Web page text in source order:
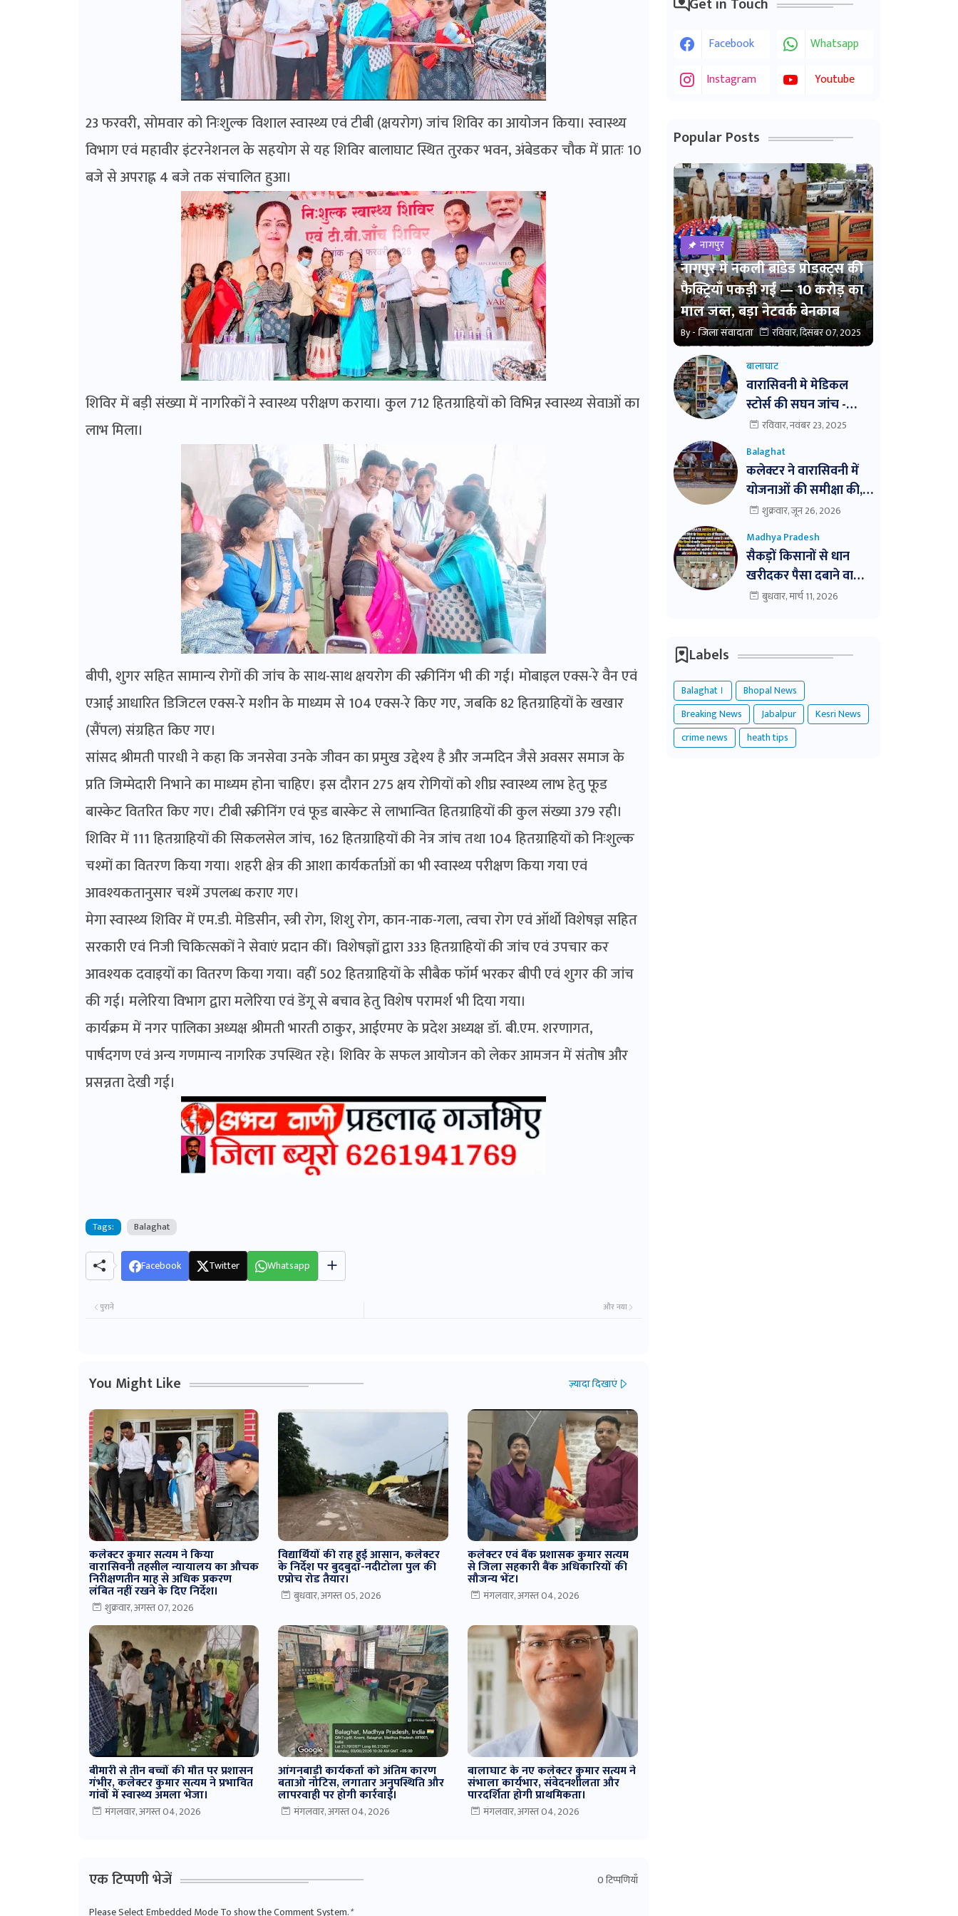
23 फरवरी, सोमवार को निःशुल्क विशाल स्वास्थ्य एवं टीबी (क्षयरोग) जांच शिविर का आयोजन किया। स्वास्थ्य
विभाग एवं महावीर इंटरनेशनल के सहयोग से यह शिविर बालाघाट स्थित तुरकर भवन, अंबेडकर चौक में प्रातः 10
बजे से अपराह्न 4 बजे तक संचालित हुआ।
शिविर में बड़ी संख्या में नागरिकों ने स्वास्थ्य परीक्षण कराया। कुल 712 हितग्राहियों को विभिन्न स्वास्थ्य सेवाओं का
लाभ मिला।
बीपी, शुगर सहित सामान्य रोगों की जांच के साथ-साथ क्षयरोग की स्क्रीनिंग भी की गई। मोबाइल एक्स-रे वैन एवं
एआई आधारित डिजिटल एक्स-रे मशीन के माध्यम से 104 एक्स-रे किए गए, जबकि 82 हितग्राहियों के खखार
(सैंपल) संग्रहित किए गए।
सांसद श्रीमती पारधी ने कहा कि जनसेवा उनके जीवन का प्रमुख उद्देश्य है और जन्मदिन जैसे अवसर समाज के
प्रति जिम्मेदारी निभाने का माध्यम होना चाहिए। इस दौरान 275 क्षय रोगियों को शीघ्र स्वास्थ्य लाभ हेतु फूड
बास्केट वितरित किए गए। टीबी स्क्रीनिंग एवं फूड बास्केट से लाभान्वित हितग्राहियों की कुल संख्या 379 रही।
शिविर में 111 हितग्राहियों की सिकलसेल जांच, 162 हितग्राहियों की नेत्र जांच तथा 104 हितग्राहियों को निःशुल्क
चश्मों का वितरण किया गया। शहरी क्षेत्र की आशा कार्यकर्ताओं का भी स्वास्थ्य परीक्षण किया गया एवं
आवश्यकतानुसार चश्में उपलब्ध कराए गए।
मेगा स्वास्थ्य शिविर में एम.डी. मेडिसीन, स्त्री रोग, शिशु रोग, कान-नाक-गला, त्वचा रोग एवं ऑर्थो विशेषज्ञ सहित
सरकारी एवं निजी चिकित्सकों ने सेवाएं प्रदान कीं। विशेषज्ञों द्वारा 333 हितग्राहियों की जांच एवं उपचार कर
आवश्यक दवाइयों का वितरण किया गया। वहीं 502 हितग्राहियों के सीबैक फॉर्म भरकर बीपी एवं शुगर की जांच
की गई। मलेरिया विभाग द्वारा मलेरिया एवं डेंगू से बचाव हेतु विशेष परामर्श भी दिया गया।
कार्यक्रम में नगर पालिका अध्यक्ष श्रीमती भारती ठाकुर, आईएमए के प्रदेश अध्यक्ष डॉ. बी.एम. शरणागत,
पार्षदगण एवं अन्य गणमान्य नागरिक उपस्थित रहे। शिविर के सफल आयोजन को लेकर आमजन में संतोष और
प्रसन्नता देखी गई।
Tags: Balaghat
Facebook Twitter Whatsapp
और नया
पुराने
You Might Like ज़्यादा दिखाएं
कलेक्टर कुमार सत्यम ने किया
वारासिवनी तहसील न्यायालय का औचक
निरीक्षणतीन माह से अधिक प्रकरण
लंबित नहीं रखने के दिए निर्देश।
शुक्रवार, अगस्त 07, 2026
विद्यार्थियों की राह हुई आसान, कलेक्टर
के निर्देश पर बुदबुदा-नदीटोला पुल की
एप्रोच रोड तैयार।
बुधवार, अगस्त 05, 2026
कलेक्टर एवं बैंक प्रशासक कुमार सत्यम
से जिला सहकारी बैंक अधिकारियों की
सौजन्य भेंट।
मंगलवार, अगस्त 04, 2026
बीमारी से तीन बच्चों की मौत पर प्रशासन
गंभीर, कलेक्टर कुमार सत्यम ने प्रभावित
गांवों में स्वास्थ्य अमला भेजा।
मंगलवार, अगस्त 04, 2026
आंगनबाड़ी कार्यकर्ता को अंतिम कारण
बताओ नोटिस, लगातार अनुपस्थिति और
लापरवाही पर होगी कार्रवाई।
मंगलवार, अगस्त 04, 2026
बालाघाट के नए कलेक्टर कुमार सत्यम ने
संभाला कार्यभार, संवेदनशीलता और
पारदर्शिता होगी प्राथमिकता।
मंगलवार, अगस्त 04, 2026
एक टिप्पणी भेजें
0 टिप्पणियाँ
Please Select Embedded Mode To show the Comment System.*
Facebook
Whatsapp
Instagram
Youtube
Popular Posts
नागपुर
नागपुर में नकली ब्रांडेड प्रोडक्ट्स की
फैक्ट्रियाँ पकड़ी गईं — 10 करोड़ का
माल जब्त, बड़ा नेटवर्क बेनकाब
By -जिला संवादाता रविवार, दिसंबर 07, 2025
बालाघाट
वारासिवनी मे मेडिकल
स्टोर्स की सघन जांच -
अमुल्य मेडिकल की बिक्री
बंद । तीन दवाईयो के नमुने
जांच हेतु भेजे ।
रविवार, नवंबर 23, 2025
Balaghat
कलेक्टर ने वारासिवनी में
योजनाओं की समीक्षा की,
लापरवाही पर सख्त कार्रवाई
के निर्देश। बैठक में
विभागवार समीक्षा,
लापरवाही पर नोटिस और
निलंबन तक की कार्रवाई के
निर्देश
शुक्रवार, जून 26, 2026
Madhya Pradesh
सैकड़ों किसानों से धान
खरीदकर पैसा दबाने वाला
व्यापारी आखिरकार पुलिस
बुधवार, मार्च 11, 2026
Labels
Balaghat ।
Bhopal News
Breaking News
Jabalpur
Kesri News
crime news
heath tips